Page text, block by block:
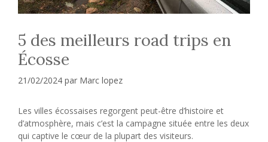
5 des meilleurs road trips en
Écosse
21/02/2024 par Marc lopez
Les villes écossaises regorgent peut-être d’histoire et
d’atmosphère, mais c’est la campagne située entre les deux
qui captive le cœur de la plupart des visiteurs.